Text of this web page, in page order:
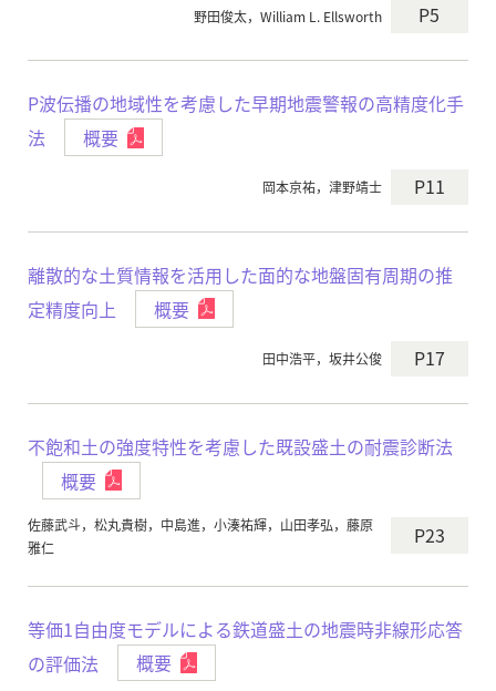
野田俊太，William L. Ellsworth P5
P波伝播の地域性を考慮した早期地震警報の高精度化手
法
概要
岡本京祐，津野靖士 P11
離散的な土質情報を活用した面的な地盤固有周期の推
定精度向上
概要
田中浩平，坂井公俊 P17
不飽和土の強度特性を考慮した既設盛土の耐震診断法
概要
佐藤武斗，松丸貴樹，中島進，小湊祐輝，山田孝弘，藤原
雅仁
P23
等価1自由度モデルによる鉄道盛土の地震時非線形応答
の評価法
概要